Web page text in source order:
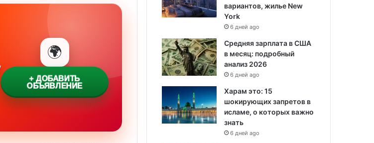
🌍
+ ДОБАВИТЬ
ОБЪЯВЛЕНИЕ
вариантов, жилье New
York
6 дней ago
Средняя зарплата в США
в месяц: подробный
анализ 2026
6 дней ago
Харам это: 15
шокирующих запретов в
исламе, о которых важно
знать
6 дней ago